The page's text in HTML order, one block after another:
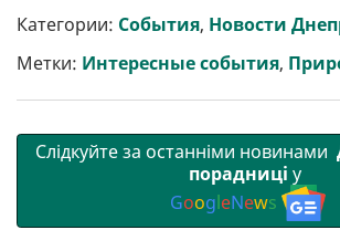
р
и
т
и
b
o
o
k
t
e
r
l g
r
a
m
s
A
p
p
r l
Категории: События, Новости
Метки: Интересные события,
Слідкуйте за останніми новинами
порадниці у
GoogleNews